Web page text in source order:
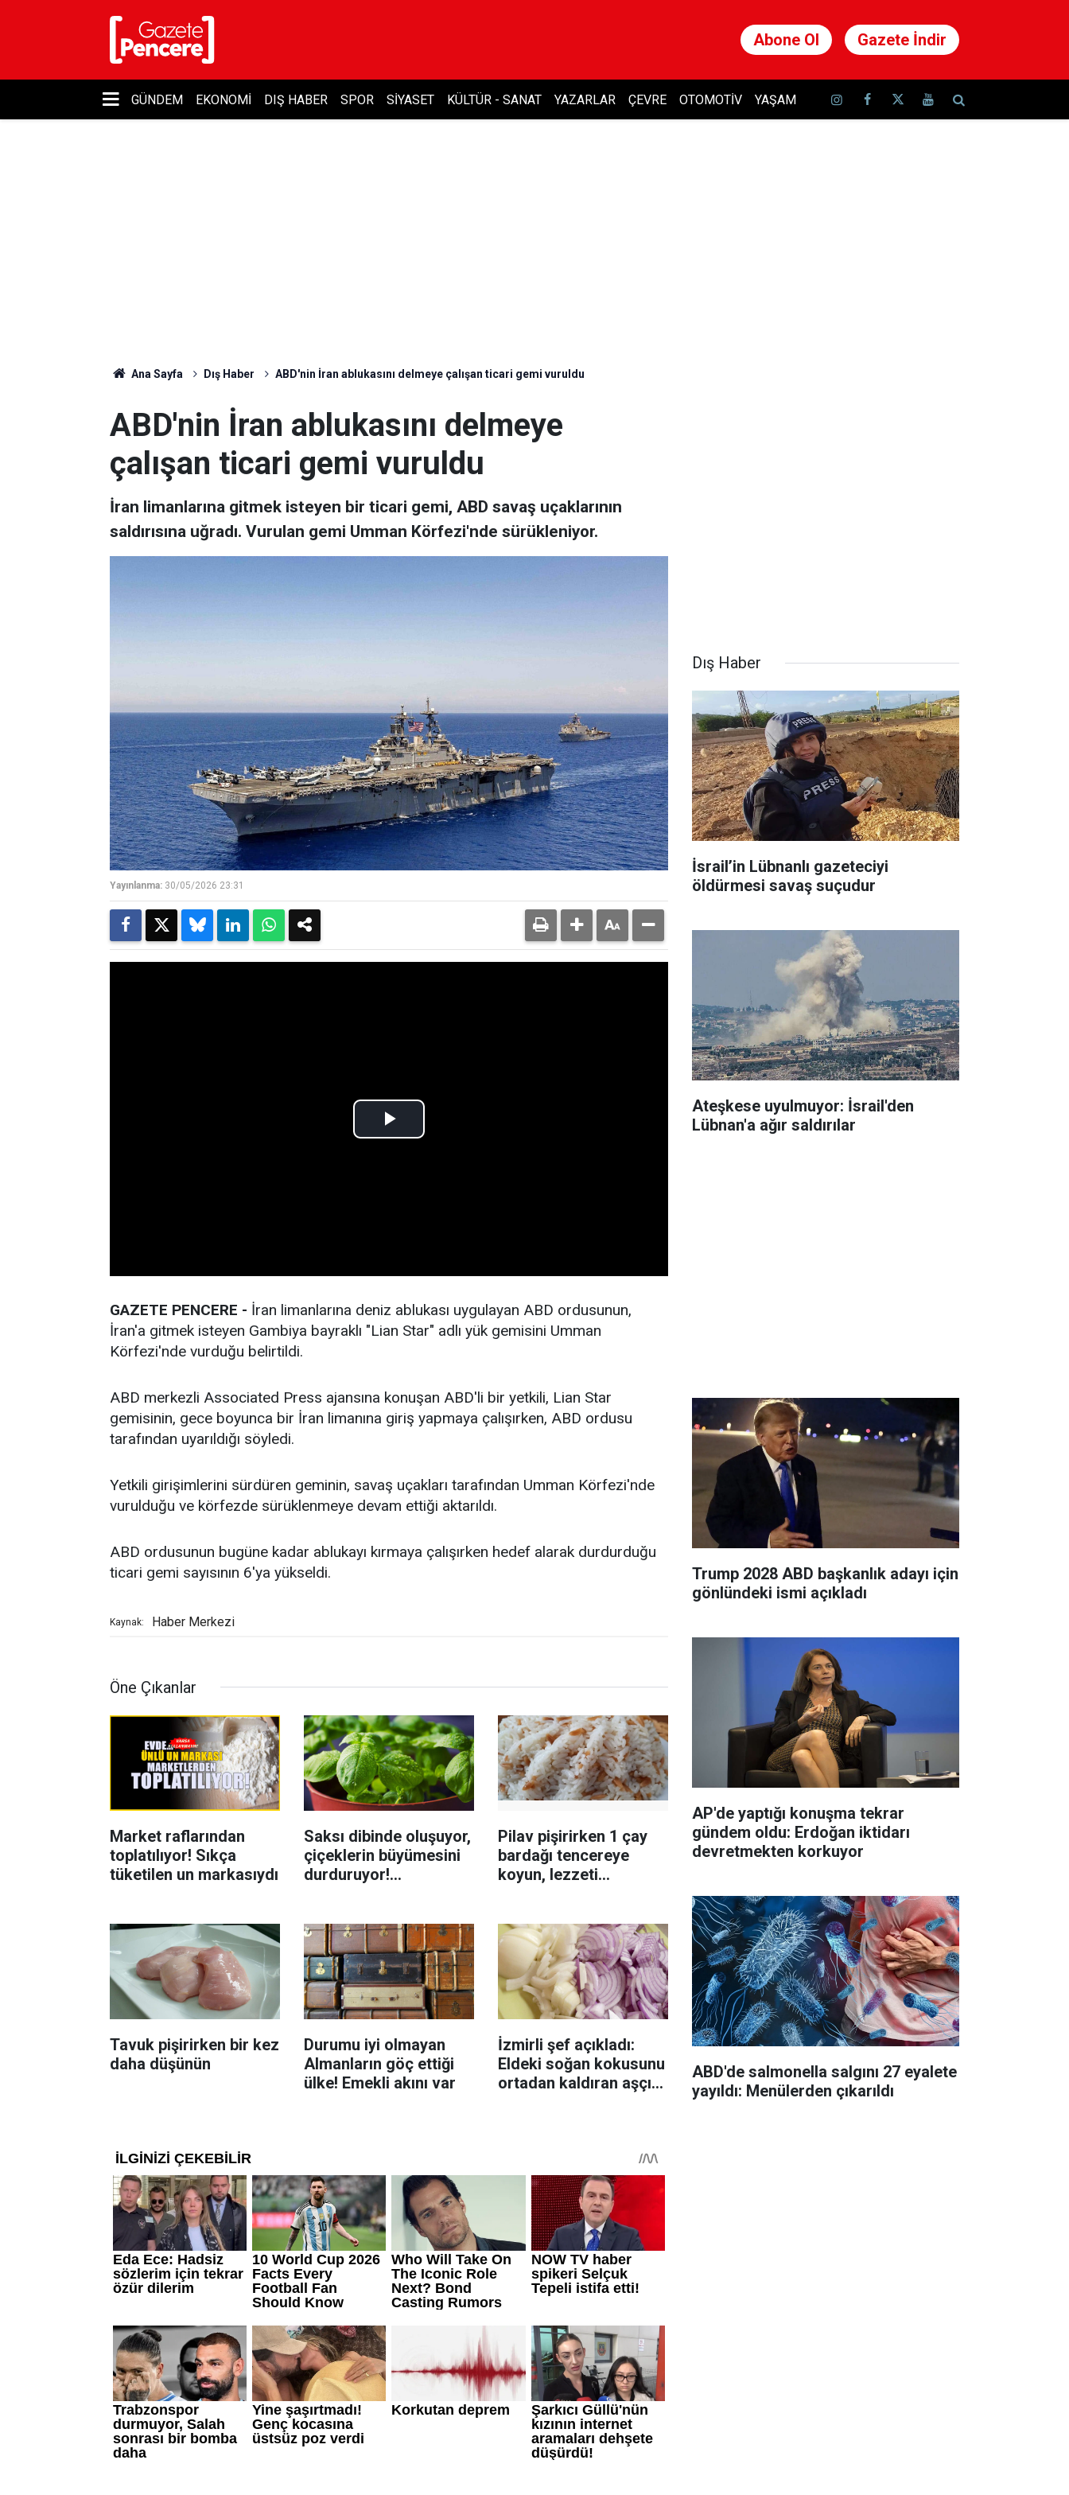
Abone Ol Gazete İndir
GÜNDEM EKONOMI DIŞ HABER SPOR SIYASET KÜLTÜR - SANAT YAZARLAR ÇEVRE OTOMOTIV YAŞAM
Ana Sayfa Dış Haber ABD'nin İran ablukasını delmeye çalışan ticari gemi vuruldu
ABD'nin İran ablukasını delmeye
çalışan ticari gemi vuruldu
İran limanlarına gitmek isteyen bir ticari gemi, ABD savaş uçaklarının
saldırısına uğradı. Vurulan gemi Umman Körfezi'nde sürükleniyor.
Yayınlanma: 30/05/2026 23:31
GAZETE PENCERE - İran limanlarına deniz ablukası uygulayan ABD ordusunun,
İran'a gitmek isteyen Gambiya bayraklı "Lian Star" adlı yük gemisini Umman
Körfezi'nde vurduğu belirtildi.
ABD merkezli Associated Press ajansına konuşan ABD'li bir yetkili, Lian Star
gemisinin, gece boyunca bir İran limanına giriş yapmaya çalışırken, ABD ordusu
tarafından uyarıldığı söyledi.
Yetkili girişimlerini sürdüren geminin, savaş uçakları tarafından Umman Körfezi'nde
vurulduğu ve körfezde sürüklenmeye devam ettiği aktarıldı.
ABD ordusunun bugüne kadar ablukayı kırmaya çalışırken hedef alarak durdurduğu
ticari gemi sayısının 6'ya yükseldi.
Kaynak: Haber Merkezi
Öne Çıkanlar
Market raflarından
toplatılıyor! Sıkça
tüketilen un markasıydı
Saksı dibinde oluşuyor,
çiçeklerin büyümesini
durduruyor!
Pilav pişirirken 1 çay
bardağı tencereye
koyun, lezzeti
Tavuk pişirirken bir kez
daha düşünün
Durumu iyi olmayan
Almanların göç ettiği
ülke! Emekli akını var
İzmirli şef açıkladı:
Eldeki soğan kokusunu
ortadan kaldıran aşçı
Dış Haber
İsrail’in Lübnanlı gazeteciyi
öldürmesi savaş suçudur
Ateşkese uyulmuyor: İsrail'den
Lübnan'a ağır saldırılar
Trump 2028 ABD başkanlık adayı için
gönlündeki ismi açıkladı
AP'de yaptığı konuşma tekrar
gündem oldu: Erdoğan iktidarı
devretmekten korkuyor
ABD'de salmonella salgını 27 eyalete
yayıldı: Menülerden çıkarıldı